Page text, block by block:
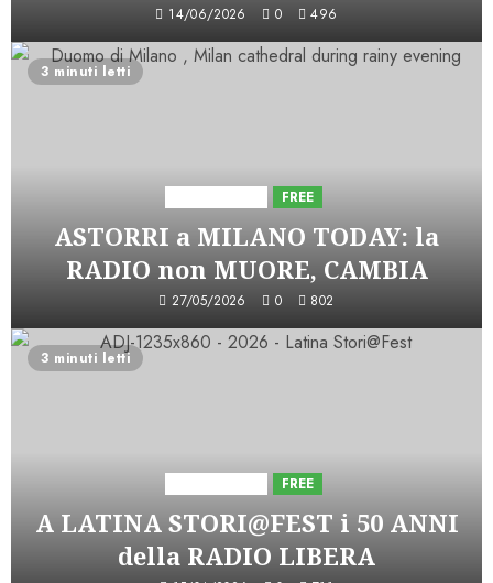
14/06/2026 0 496
3 minuti letti
FREE
ASTORRI a MILANO TODAY: la
RADIO non MUORE, CAMBIA
27/05/2026 0 802
3 minuti letti
FREE
A LATINA STORI@FEST i 50 ANNI
della RADIO LIBERA